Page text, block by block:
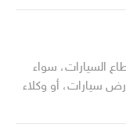
السيارات، سواء
سيارات، أو وكلاء